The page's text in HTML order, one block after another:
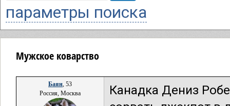
параметры поиска
Мужское коварство
Баян, 53
Россия, Москва
Канадка Дениз